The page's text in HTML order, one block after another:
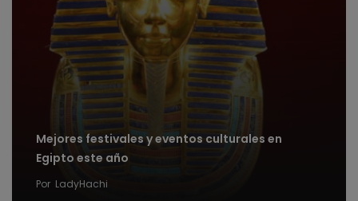
Mejores festivales y eventos culturales en
Egipto este año
Por LadyHachi